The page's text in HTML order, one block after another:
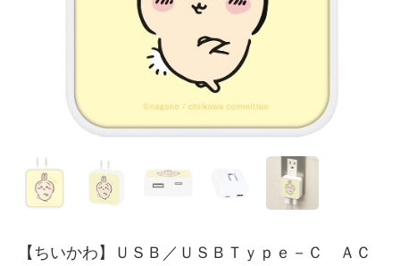
【ちいかわ】ＵＳＢ／ＵＳＢＴｙｐｅ－Ｃ ＡＣ